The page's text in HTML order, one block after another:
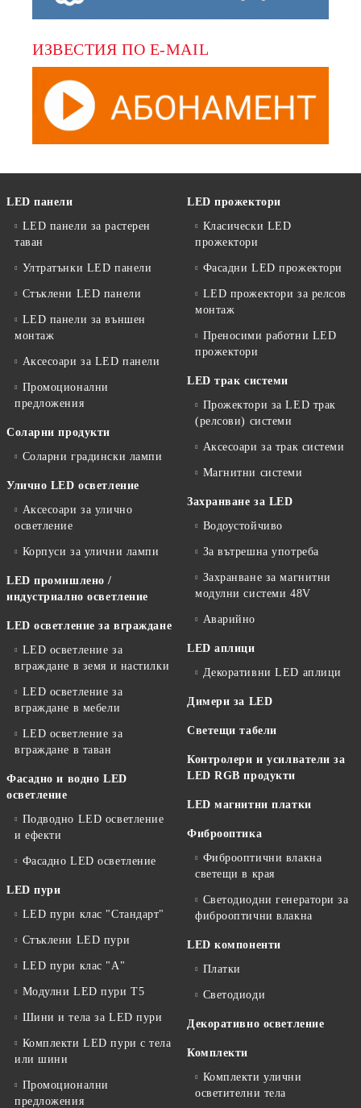
ИЗВЕСТИЯ ПО E-MAIL
LED панели
LED панели за растерен
таван
Ултратънки LED панели
Стъклени LED панели
LED панели за външен
монтаж
Аксесоари за LED панели
Промоционални
предложения
Соларни продукти
Соларни градински лампи
Улично LED осветление
Аксесоари за улично
осветление
Корпуси за улични лампи
LED промишлено /
индустриално осветление
LED осветление за вграждане
LED осветление за
вграждане в земя и настилки
LED осветление за
вграждане в мебели
LED осветление за
вграждане в таван
Фасадно и водно LED
осветление
Подводно LED осветление
и ефекти
Фасадно LED осветление
LED пури
LED пури клас "Стандарт"
Стъклени LED пури
LED пури клас "А"
Модулни LED пури T5
Шини и тела за LED пури
Комплекти LED пури с тела
или шини
Промоционални
предложения
LED прожектори
Класически LED
прожектори
Фасадни LED прожектори
LED прожектори за релсов
монтаж
Преносими работни LED
прожектори
LED трак системи
Прожектори за LED трак
(релсови) системи
Аксесоари за трак системи
Магнитни системи
Захранване за LED
Водоустойчиво
За вътрешна употреба
Захранване за магнитни
модулни системи 48V
Аварийно
LED аплици
Декоративни LED аплици
Димери за LED
Светещи табели
Контролери и усилватели за
LED RGB продукти
LED магнитни платки
Фиброоптика
Фиброоптични влакна
светещи в края
Светодиодни генератори за
фиброоптични влакна
LED компоненти
Платки
Светодиоди
Декоративно осветление
Комплекти
Комплекти улични
осветителни тела